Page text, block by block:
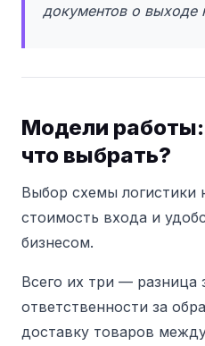
документов о выходе
Модели работы:
что выбрать?
Выбор схемы логистики
стоимость входа и
бизнесом.
Всего их три — разница
ответственности за
доставку товаров